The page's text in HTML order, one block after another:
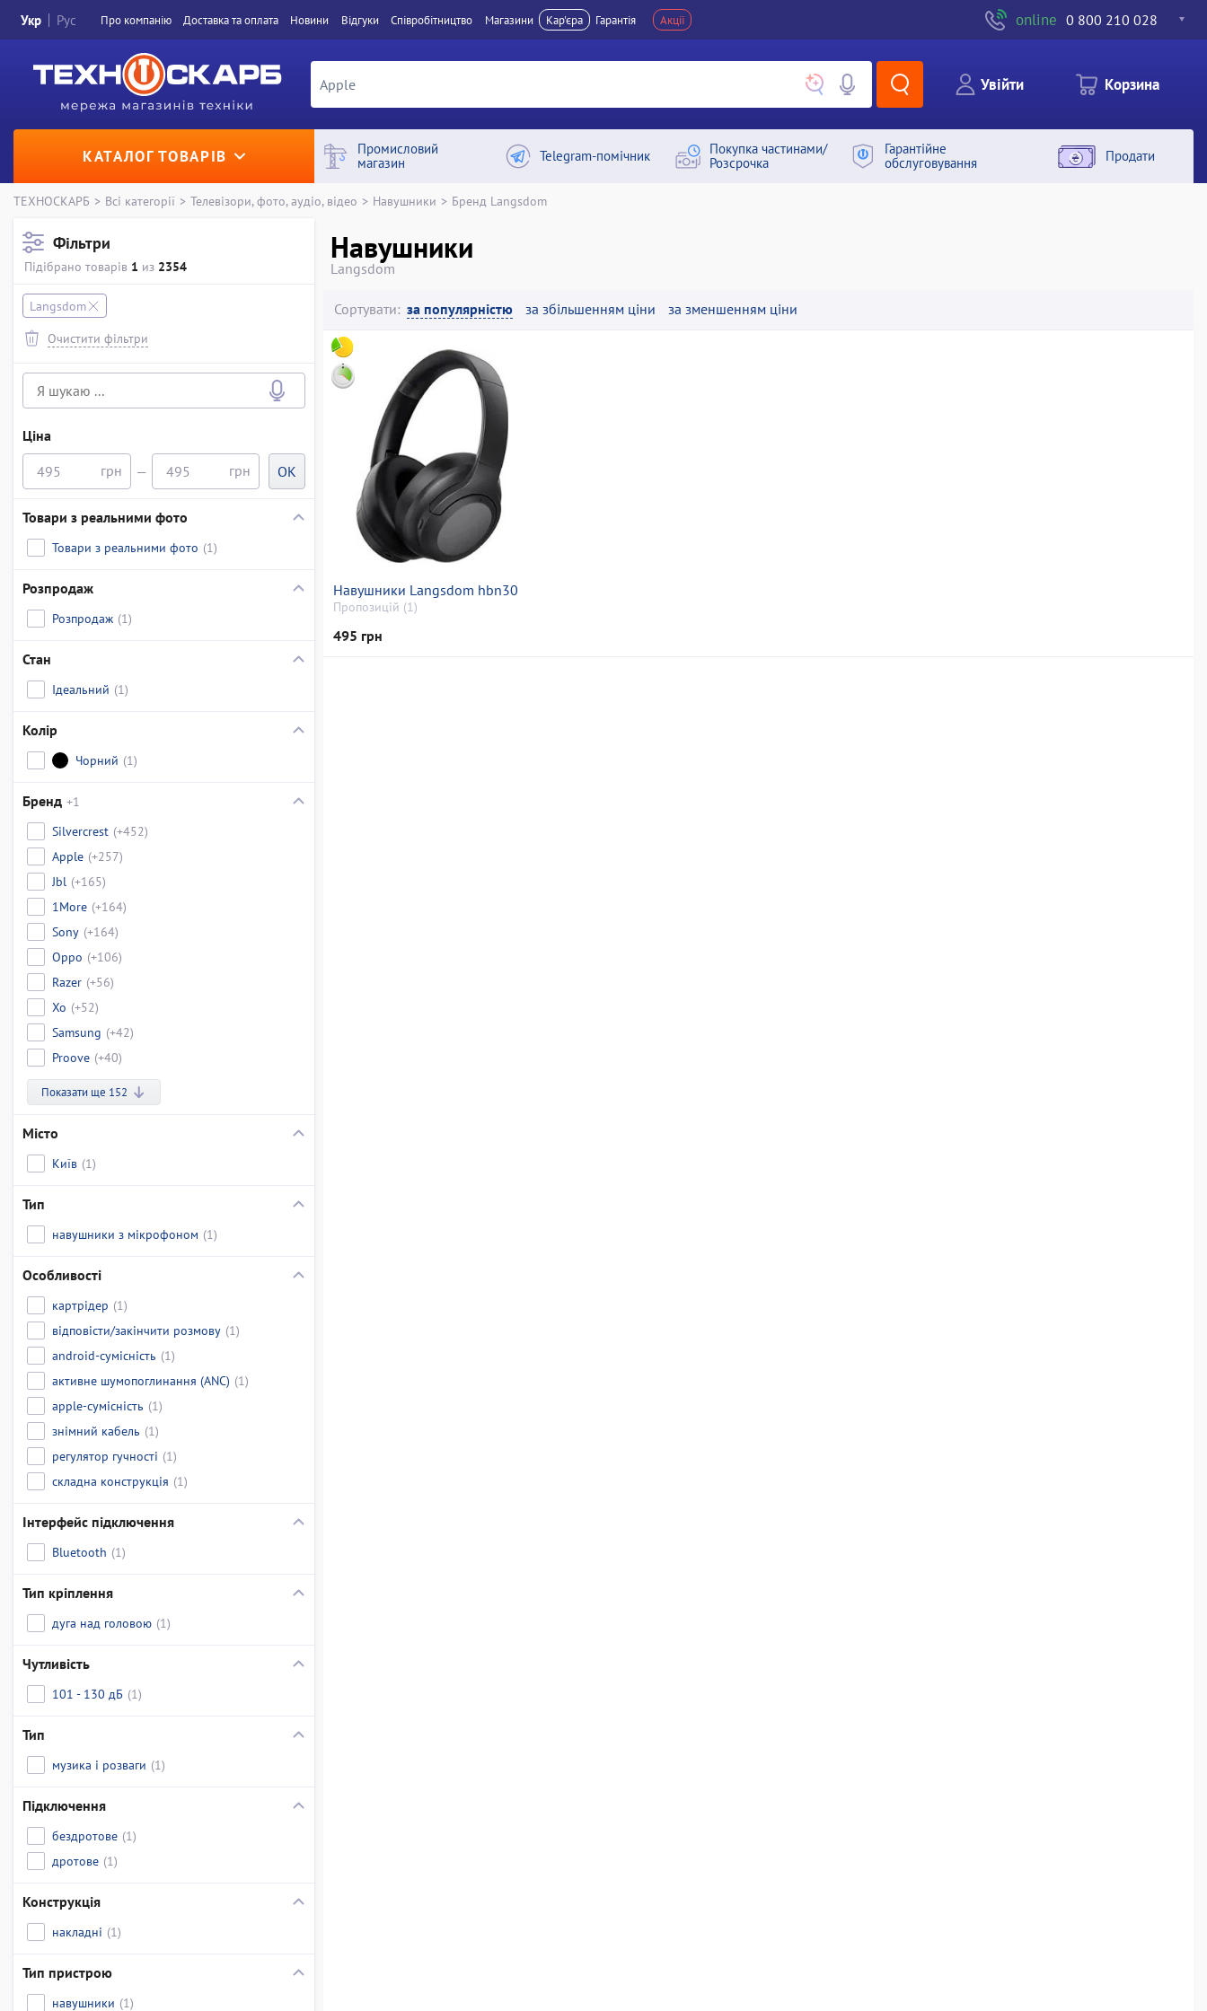
Укр Рус Про компанiю Доставка та оплата Новини Вiдгуки Співробітництво Магазини Кар'єра Гарантія Акції online 0 800 210 028
Увiйти Корзина
КАТАЛОГ ТОВАРІВ
Промисловий
магазин
Telegram-помічник
Покупка частинами/
Розсрочка
Гарантiйне
обслуговування
Продати
ТЕХНОСКАРБ > Всі категорії > Телевізори, фото, аудіо, відео > Навушники > Бренд Langsdom
Фільтри
Підібрано товарів 1 из 2354
Langsdom
Очистити фільтри
Ціна
—
OK
Товари з реальними фото
Товари з реальними фото (1)
Розпродаж
Розпродаж (1)
Стан
Ідеальний (1)
Колір
Чорний (1)
Бренд +1
Silvercrest (+452)
Apple (+257)
Jbl (+165)
1More (+164)
Sony (+164)
Oppo (+106)
Razer (+56)
Xo (+52)
Samsung (+42)
Proove (+40)
Показати ще 152
Місто
Київ (1)
Тип
навушники з мікрофоном (1)
Особливості
картрідер (1)
відповісти/закінчити розмову (1)
android-сумісність (1)
активне шумопоглинання (ANC) (1)
apple-сумісність (1)
знімний кабель (1)
регулятор гучності (1)
складна конструкція (1)
Інтерфейс підключення
Bluetooth (1)
Тип кріплення
дуга над головою (1)
Чутливість
101 - 130 дБ (1)
Тип
музика і розваги (1)
Підключення
бездротове (1)
дротове (1)
Конструкція
накладні (1)
Тип пристрою
навушники (1)
Навушники
Langsdom
Сортувати: за популярністю за збільшенням ціни за зменшенням ціни
Навушники Langsdom hbn30
Пропозицій (1)
495 грн